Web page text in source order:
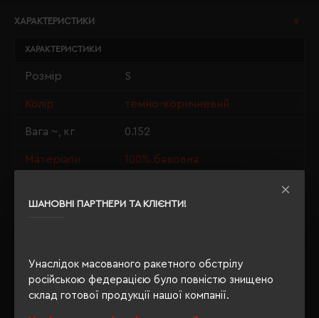
ШАНОВНІ ПАРТНЕРИ ТА КЛІЄНТИ!
Унаслідок масованого ракетного обстрілу
російською федерацією було повністю знищено
склад готової продукції нашої компанії.
ХАРАКТЕРИСТИКИ
ХАРАКТЕРИСТИКИ
Розмір S
Колір темно-коричневий
Вага ~, кг 0.152
Матеріали 100% бавовна
Щільність
Крій прямий